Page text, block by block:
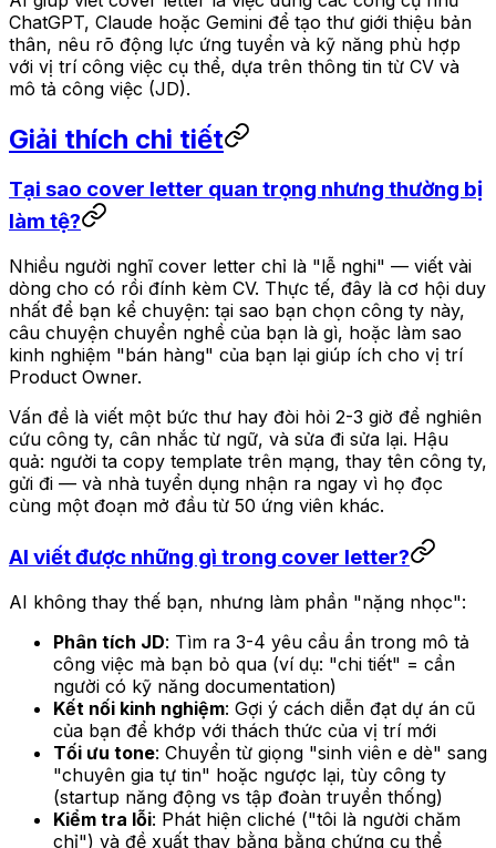
ChatGPT, Claude hoặc Gemini để tạo thư giới thiệu bản
thân, nêu rõ động lực ứng tuyển và kỹ năng phù hợp
với vị trí công việc cụ thể, dựa trên thông tin từ CV và
mô tả công việc (JD).
Giải thích chi tiết
Tại sao cover letter quan trọng nhưng thường bị
làm tệ?
Nhiều người nghĩ cover letter chỉ là "lễ nghi" — viết vài
dòng cho có rồi đính kèm CV. Thực tế, đây là cơ hội duy
nhất để bạn kể chuyện: tại sao bạn chọn công ty này,
câu chuyện chuyển nghề của bạn là gì, hoặc làm sao
kinh nghiệm "bán hàng" của bạn lại giúp ích cho vị trí
Product Owner.
Vấn đề là viết một bức thư hay đòi hỏi 2-3 giờ để nghiên
cứu công ty, cân nhắc từ ngữ, và sửa đi sửa lại. Hậu
quả: người ta copy template trên mạng, thay tên công ty,
gửi đi — và nhà tuyển dụng nhận ra ngay vì họ đọc
cùng một đoạn mở đầu từ 50 ứng viên khác.
AI viết được những gì trong cover letter?
AI không thay thế bạn, nhưng làm phần "nặng nhọc":
Phân tích JD: Tìm ra 3-4 yêu cầu ẩn trong mô tả
công việc mà bạn bỏ qua (ví dụ: "chi tiết" = cần
người có kỹ năng documentation)
Kết nối kinh nghiệm: Gợi ý cách diễn đạt dự án cũ
của bạn để khớp với thách thức của vị trí mới
Tối ưu tone: Chuyển từ giọng "sinh viên e dè" sang
"chuyên gia tự tin" hoặc ngược lại, tùy công ty
(startup năng động vs tập đoàn truyền thống)
Kiểm tra lỗi: Phát hiện cliché ("tôi là người chăm
chỉ") và đề xuất thay bằng bằng chứng cụ thể